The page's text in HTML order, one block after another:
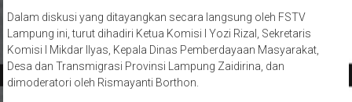
Dalam diskusi yang ditayangkan secara langsung oleh FSTV
Lampung ini, turut dihadiri Ketua Komisi I Yozi Rizal, Sekretaris
Komisi I Mikdar Ilyas, Kepala Dinas Pemberdayaan Masyarakat,
Desa dan Transmigrasi Provinsi Lampung Zaidirina, dan
dimoderatori oleh Rismayanti Borthon.